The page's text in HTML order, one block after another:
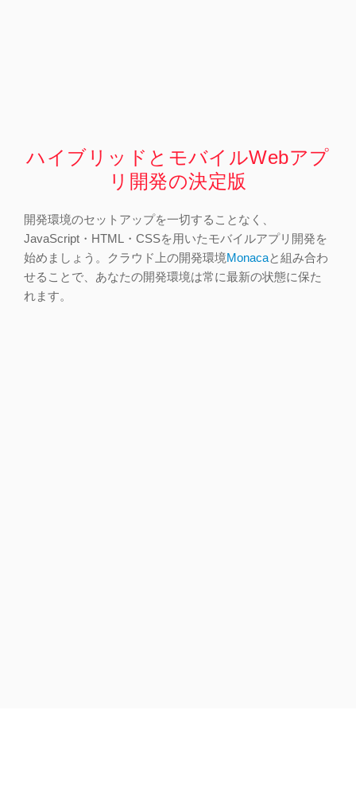
ハイブリッドとモバイルWebアプ
リ開発の決定版
開発環境のセットアップを一切することなく、
JavaScript・HTML・CSSを用いたモバイルアプリ開発を
始めましょう。クラウド上の開発環境Monacaと組み合わ
せることで、あなたの開発環境は常に最新の状態に保た
れます。